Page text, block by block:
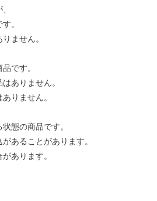
。
ません。
です。
ありません。
りません。
態の商品です。
ることがあります。
あります。